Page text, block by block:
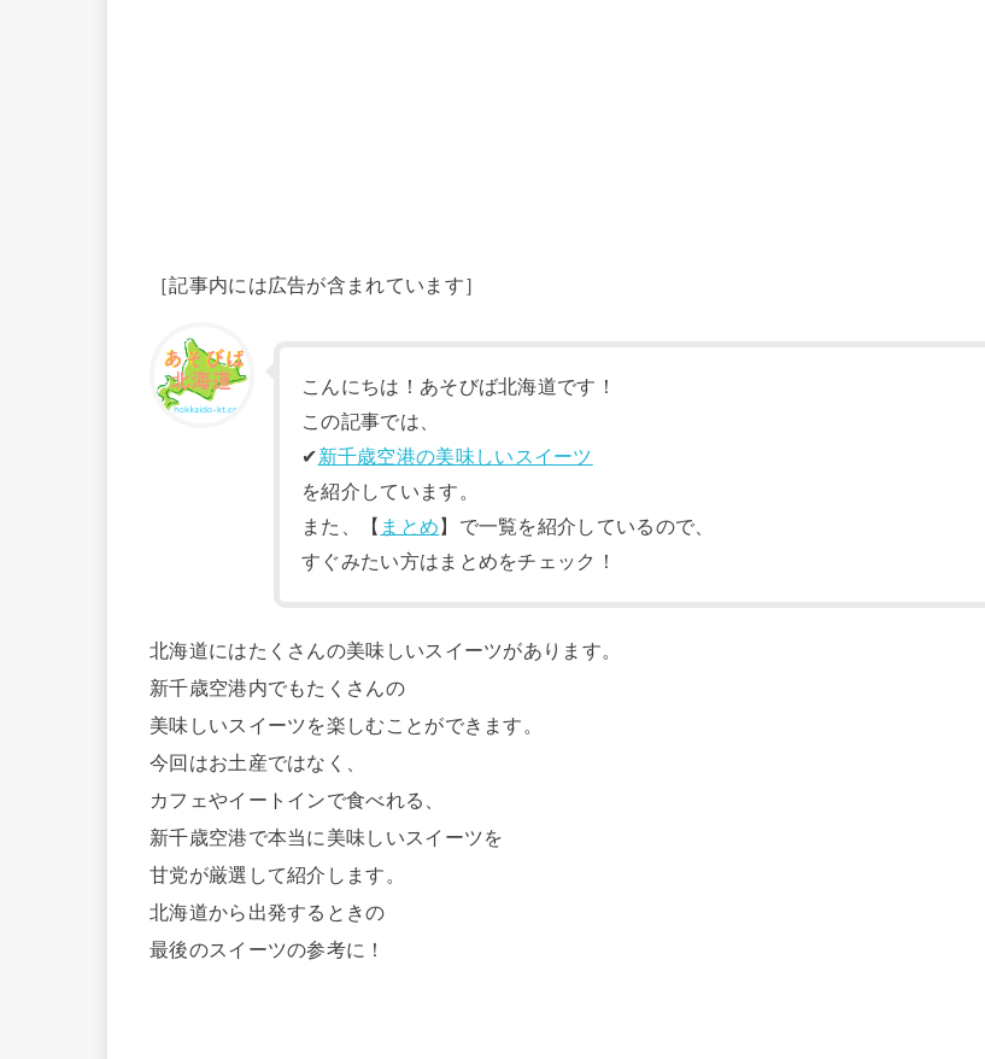
［記事内には広告が含まれています］
こんにちは！あそびば北海道です！
この記事では、
✔︎新千歳空港の美味しいスイーツ
を紹介しています。
また、【 まとめ 】で一覧を紹介しているので、
すぐみたい方はまとめをチェック！
北海道にはたくさんの美味しいスイーツがあります。
新千歳空港内でもたくさんの
美味しいスイーツを楽しむことができます。
今回はお土産ではなく、
カフェやイートインで食べれる、
新千歳空港で本当に美味しいスイーツを
甘党が厳選して紹介します。
北海道から出発するときの
最後のスイーツの参考に！